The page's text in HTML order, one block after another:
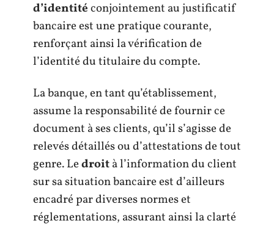
d’identitéconjointement au justificatif
bancaire est une pratique courante,
renforçant ainsi la vérification de
l’identité du titulaire du compte.
La banque, en tant qu’établissement,
assume la responsabilité de fournir ce
document à ses clients, qu’il s’agisse de
relevés détaillés ou d’attestations de tout
genre. Ledroità l’information du client
sur sa situation bancaire est d’ailleurs
encadré par diverses normes et
réglementations, assurant ainsi la clarté